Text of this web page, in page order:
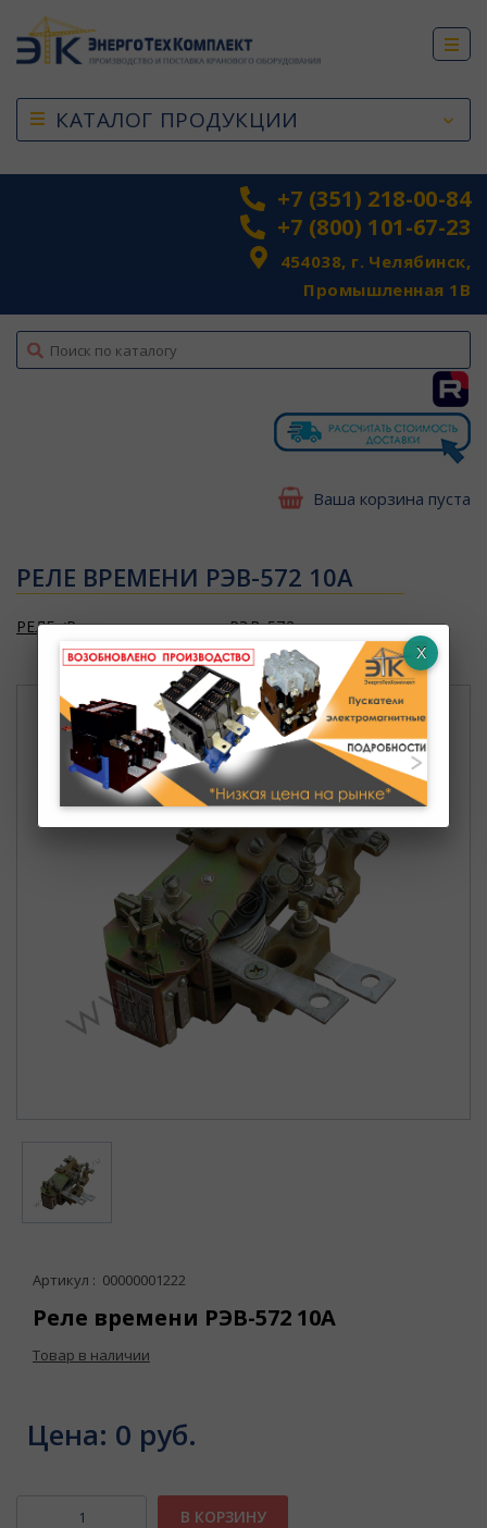
КАТАЛОГ ПРОДУКЦИИ
+7 (351) 218-00-84
+7 (800) 101-67-23
454038, г. Челябинск,
Промышленная 1В
top
Ваша корзина пуста
РЕЛЕ ВРЕМЕНИ РЭВ-572 10А
РЕЛЕ Реле времени серии РЭВ-572
Артикул : 00000001222
Реле времени РЭВ-572 10А
Товар в наличии
Цена: 0 руб.
В КОРЗИНУ